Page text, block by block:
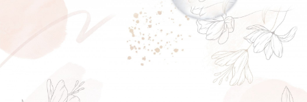
Перейти
к
содержанию